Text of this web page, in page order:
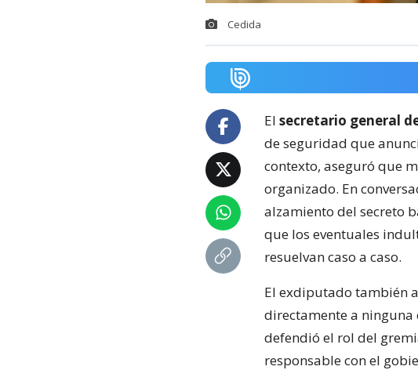
Cedida
El secretario general
de seguridad que
contexto, aseguró que
organizado. En
alzamiento del secreto
que los eventuales
resuelvan caso a caso.
El exdiputado también
directamente a
defendió el rol del
responsable con el